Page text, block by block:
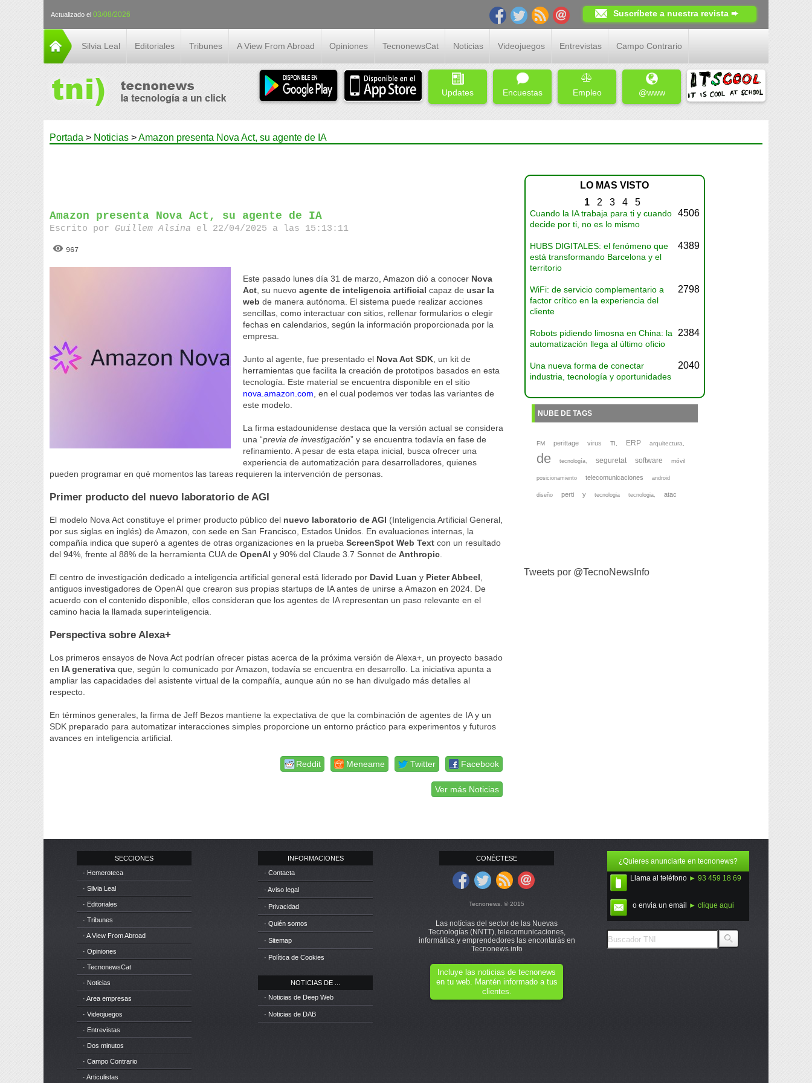
Actualizado el 03/08/2026 Suscríbete a nuestra revista ➨
Silvia Leal Editoriales Tribunes A View From Abroad Opiniones TecnonewsCat Noticias Videojuegos Entrevistas Campo Contrario
Updates Encuestas Empleo @www
Portada > Noticias >Amazon presenta Nova Act, su agente de IA
Amazon presenta Nova Act, su agente de IA
Escrito por Guillem Alsina el 22/04/2025 a las 15:13:11
967
Este pasado lunes día 31 de marzo, Amazon dió a conocer Nova
Act , su nuevoagente de inteligencia artificial capaz deusar la
web de manera autónoma. El sistema puede realizar acciones
sencillas, como interactuar con sitios, rellenar formularios o elegir
fechas en calendarios, según la información proporcionada por la
empresa.
Junto al agente, fue presentado el Nova Act SDK , un kit de
herramientas que facilita la creación de prototipos basados en esta
tecnología. Este material se encuentra disponible en el sitio
nova.amazon.com , en el cual podemos ver todas las variantes de
este modelo.
La firma estadounidense destaca que la versión actual se considera
una “previa de investigación” y se encuentra todavía en fase de
refinamiento. A pesar de esta etapa inicial, busca ofrecer una
experiencia de automatización para desarrolladores, quienes
pueden programar en qué momentos las tareas requieren la intervención de personas.
Primer producto del nuevo laboratorio de AGI
El modelo Nova Act constituye el primer producto público del nuevo laboratorio de AGI (Inteligencia Artificial General,
por sus siglas en inglés) de Amazon, con sede en San Francisco, Estados Unidos. En evaluaciones internas, la
compañía indica que superó a agentes de otras organizaciones en la pruebaScreenSpot Web Text con un resultado
del 94%, frente al 88% de la herramienta CUA deOpenAI y 90% del Claude 3.7 Sonnet deAnthropic
El centro de investigación dedicado a inteligencia artificial general está liderado por David Luan y Pieter Abbeel
antiguos investigadores de OpenAI que crearon sus propias startups de IA antes de unirse a Amazon en 2024. De
acuerdo con el contenido disponible, ellos consideran que los agentes de IA representan un paso relevante en el
camino hacia la llamada superinteligencia.
Perspectiva sobre Alexa+
Los primeros ensayos de Nova Act podrían ofrecer pistas acerca de la próxima versión de Alexa+, un proyecto basado
en IA generativa que, según lo comunicado por Amazon, todavía se encuentra en desarrollo. La iniciativa apunta a
ampliar las capacidades del asistente virtual de la compañía, aunque aún no se han divulgado más detalles al
respecto.
En términos generales, la firma de Jeff Bezos mantiene la expectativa de que la combinación de agentes de IA y un
SDK preparado para automatizar interacciones simples proporcione un entorno práctico para experimentos y futuros
avances en inteligencia artificial.
Facebook
Twitter
Meneame
Reddit
Ver más Noticias
LO MAS VISTO
1 2 3 4 5
Cuando la IA trabaja para ti y cuando
decide por ti, no es lo mismo
4506
HUBS DIGITALES: el fenómeno que
está transformando Barcelona y el
territorio
4389
WiFi: de servicio complementario a
factor crítico en la experiencia del
cliente
2798
Robots pidiendo limosna en China: la
automatización llega al último oficio
2384
Una nueva forma de conectar
industria, tecnología y oportunidades
2040
NUBE DE TAGS
FM perittage virus TI, ERP arquitectura,
de tecnología, seguretat software móvil
posicionamiento telecomunicaciones android
diseño perti y tecnologia tecnologia, atac
Tweets por @TecnoNewsInfo
SECCIONES
· Hemeroteca
· Silvia Leal
· Editoriales
· Tribunes
· A View From Abroad
· Opiniones
· TecnonewsCat
· Noticias
· Area empresas
· Videojuegos
· Entrevistas
· Dos minutos
· Campo Contrario
· Articulistas
INFORMACIONES
· Contacta
· Aviso legal
· Privacidad
· Quién somos
· Sitemap
· Política de Cookies
NOTICIAS DE ...
· Noticias de Deep Web
· Noticias de DAB
CONÉCTESE
Tecnonews. © 2015
Las notícias del sector de las Nuevas
Tecnologías (NNTT), telecomunicaciones,
informática y emprendedores las encontarás en
Tecnonews.info
Incluye las noticias de tecnonews
en tu web. Mantén informado a tus
clientes.
¿Quieres anunciarte en tecnonews?
Llama al teléfono ► 93 459 18 69
o envia un email ► clique aqui